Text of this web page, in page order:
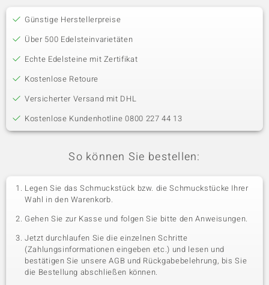
Günstige Herstellerpreise
Über 500 Edelsteinvarietäten
Echte Edelsteine mit Zertifikat
Kostenlose Retoure
Versicherter Versand mit DHL
Kostenlose Kundenhotline 0800 227 44 13
So können Sie bestellen:
Legen Sie das Schmuckstück bzw. die Schmuckstücke Ihrer
Wahl in den Warenkorb.
Gehen Sie zur Kasse und folgen Sie bitte den Anweisungen.
Jetzt durchlaufen Sie die einzelnen Schritte
(Zahlungsinformationen eingeben etc.) und lesen und
bestätigen Sie unsere AGB und Rückgabebelehrung, bis Sie
die Bestellung abschließen können.